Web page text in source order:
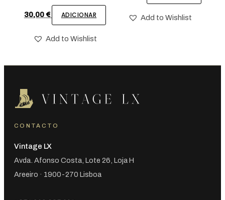
30,00 € ADICIONAR
Add to Wishlist
Add to Wishlist
CONTACTO
Vintage LX
Avda. Afonso Costa, Lote 26, Loja H
Areeiro · 1900-270 Lisboa